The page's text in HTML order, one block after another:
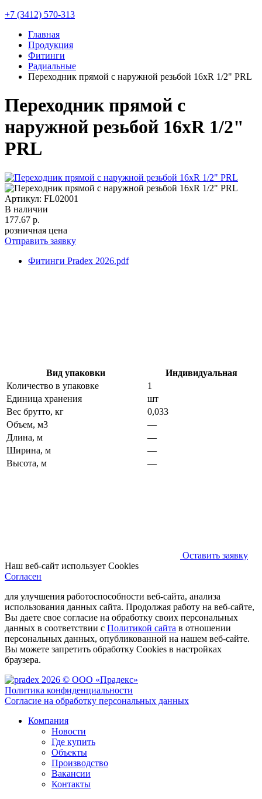
+7 (3412) 570-313
Главная
Продукция
Фитинги
Радиальные
Переходник прямой с наружной резьбой 16хR 1/2" PRL
Переходник прямой с
наружной резьбой 16хR 1/2"
PRL
Артикул: FL02001
В наличии
177.67 р.
розничная цена
Отправить заявку
Фитинги Pradex 2026.pdf
Вид упаковки
Индивидуальная
Количество в упаковке
1
Единица хранения
шт
Вес брутто, кг
0,033
Объем, м3
—
Длина, м
—
Ширина, м
—
Высота, м
—
Оставить заявку
Наш веб-сайт использует Cookies
Согласен
для улучшения работоспособности веб-сайта, анализа
использования данных сайта. Продолжая работу на веб-сайте,
Вы даете свое согласие на обработку своих персональных
данных в соответствии с Политикой сайта в отношении
персональных данных, опубликованной на нашем веб-сайте.
Вы можете запретить обработку Cookies в настройках
браузера.
2026 © ООО «Прадекс»
Политика конфиденциальности
Согласие на обработку персональных данных
Компания
Новости
Где купить
Объекты
Производство
Вакансии
Контакты